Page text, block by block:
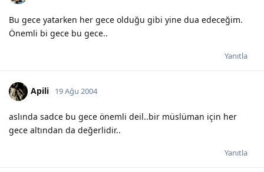
Bu gece yatarken her gece olduğu gibi yine dua edeceğim.
Önemli bi gece bu gece..
Yanıtla
Apili 19 Ağu 2004
aslında sadce bu gece önemli deil..bir müslüman için her
gece altından da değerlidir..
Yanıtla